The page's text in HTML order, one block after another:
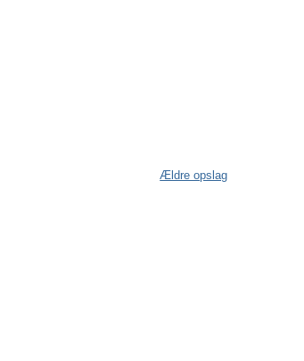
Ældre opslag